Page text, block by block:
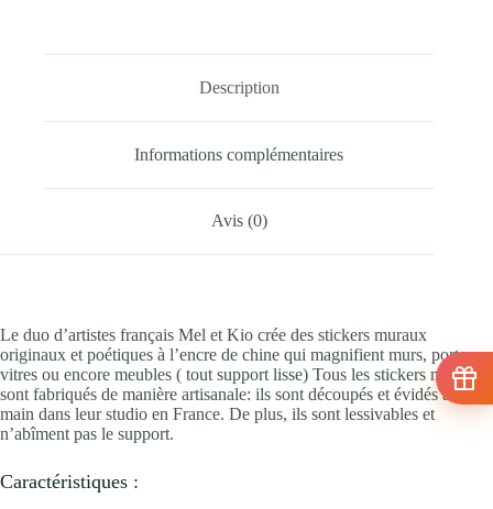
Description
Informations complémentaires
Avis (0)
Le duo d’artistes français Mel et Kio crée des stickers muraux
originaux et poétiques à l’encre de chine qui magnifient murs, portes,
vitres ou encore meubles ( tout support lisse) Tous les stickers muraux
sont fabriqués de manière artisanale: ils sont découpés et évidés à la
main dans leur studio en France. De plus, ils sont lessivables et
n’abîment pas le support.
Caractéristiques :